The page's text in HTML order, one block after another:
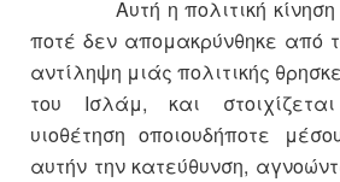
Αυτή η πολιτική κίνηση
ποτέ δεν απομακρύνθηκε από
αντίληψη μιάς πολιτικής
του Ισλάμ, και
υιοθέτηση οποιουδήποτε
αυτήν την κατεύθυνση,